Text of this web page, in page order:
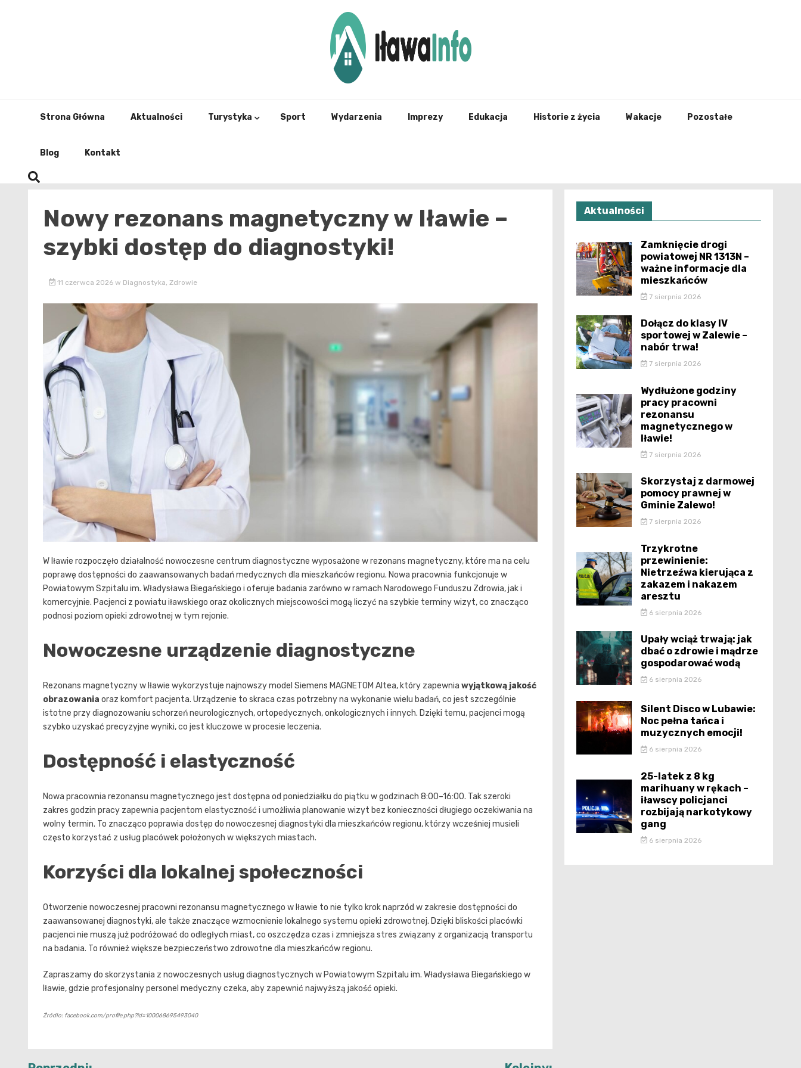
ilawainfo.pl
Strona Główna Aktualności Turystyka Sport Wydarzenia Imprezy Edukacja Historie z życia Wakacje Pozostałe
Blog Kontakt
Nowy rezonans magnetyczny w Iławie –
szybki dostęp do diagnostyki!
11 czerwca 2026 w Diagnostyka Zdrowie
W Iławie rozpoczęło działalność nowoczesne centrum diagnostyczne wyposażone w rezonans magnetyczny, które ma na celu
poprawę dostępności do zaawansowanych badań medycznych dla mieszkańców regionu. Nowa pracownia funkcjonuje w
Powiatowym Szpitalu im. Władysława Biegańskiego i oferuje badania zarówno w ramach Narodowego Funduszu Zdrowia, jak i
komercyjnie. Pacjenci z powiatu iławskiego oraz okolicznych miejscowości mogą liczyć na szybkie terminy wizyt, co znacząco
podnosi poziom opieki zdrowotnej w tym rejonie.
Nowoczesne urządzenie diagnostyczne
Rezonans magnetyczny w Iławie wykorzystuje najnowszy model Siemens MAGNETOM Altea, który zapewnia wyjątkową jakość
obrazowania oraz komfort pacjenta. Urządzenie to skraca czas potrzebny na wykonanie wielu badań, co jest szczególnie
istotne przy diagnozowaniu schorzeń neurologicznych, ortopedycznych, onkologicznych i innych. Dzięki temu, pacjenci mogą
szybko uzyskać precyzyjne wyniki, co jest kluczowe w procesie leczenia.
Dostępność i elastyczność
Nowa pracownia rezonansu magnetycznego jest dostępna od poniedziałku do piątku w godzinach 8:00–16:00. Tak szeroki
zakres godzin pracy zapewnia pacjentom elastyczność i umożliwia planowanie wizyt bez konieczności długiego oczekiwania na
wolny termin. To znacząco poprawia dostęp do nowoczesnej diagnostyki dla mieszkańców regionu, którzy wcześniej musieli
często korzystać z usług placówek położonych w większych miastach.
Korzyści dla lokalnej społeczności
Otworzenie nowoczesnej pracowni rezonansu magnetycznego w Iławie to nie tylko krok naprzód w zakresie dostępności do
zaawansowanej diagnostyki, ale także znaczące wzmocnienie lokalnego systemu opieki zdrowotnej. Dzięki bliskości placówki
pacjenci nie muszą już podróżować do odległych miast, co oszczędza czas i zmniejsza stres związany z organizacją transportu
na badania. To również większe bezpieczeństwo zdrowotne dla mieszkańców regionu.
Zapraszamy do skorzystania z nowoczesnych usług diagnostycznych w Powiatowym Szpitalu im. Władysława Biegańskiego w
Iławie, gdzie profesjonalny personel medyczny czeka, aby zapewnić najwyższą jakość opieki.
Źródło: facebook.com/profile.php?id=100068695493040
Nawigacja
Aktualności
Zamknięcie drogi
powiatowej NR 1313N –
ważne informacje dla
mieszkańców
7 sierpnia 2026
Dołącz do klasy IV
sportowej w Zalewie –
nabór trwa!
7 sierpnia 2026
Wydłużone godziny
pracy pracowni
rezonansu
magnetycznego w
Iławie!
7 sierpnia 2026
Skorzystaj z darmowej
pomocy prawnej w
Gminie Zalewo!
7 sierpnia 2026
Trzykrotne
przewinienie:
Nietrzeźwa kierująca z
zakazem i nakazem
aresztu
6 sierpnia 2026
Upały wciąż trwają: jak
dbać o zdrowie i mądrze
gospodarować wodą
6 sierpnia 2026
Silent Disco w Lubawie:
Noc pełna tańca i
muzycznych emocji!
6 sierpnia 2026
25-latek z 8 kg
marihuany w rękach –
iławscy policjanci
rozbijają narkotykowy
gang
6 sierpnia 2026